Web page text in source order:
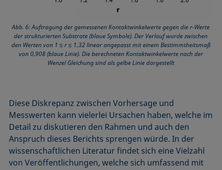
Abb. 6: Auftragung der gemessenen Kontaktwinkelwerte gegen die r-Werte
der strukturierten Substrate (blaue Symbole). Der Verlauf wurde zwischen
den Werten von 1 ≤ r ≤ 1,32 linear angepasst mit einem Bestimmtheitsmaß
von 0,908 (blaue Linie). Die berechneten Kontaktwinkelwerte nach der
Wenzel Gleichung sind als gelbe Linie dargestellt
Diese Diskrepanz zwischen Vorhersage und
Messwerten kann vielerlei Ursachen haben, welche im
Detail zu diskutieren den Rahmen und auch den
Anspruch dieses Berichts sprengen würde. In der
wissenschaftlichen Literatur findet sich eine Vielzahl
von Veröffentlichungen, welche sich umfassend mit